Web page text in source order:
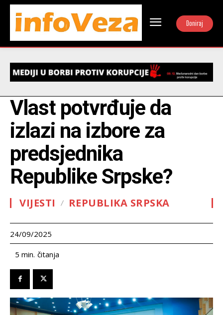
Doniraj
Vlast potvrđuje da
izlazi na izbore za
predsjednika
Republike Srpske?
VIJESTI REPUBLIKA SRPSKA
24/09/2025
5 min. čitanja